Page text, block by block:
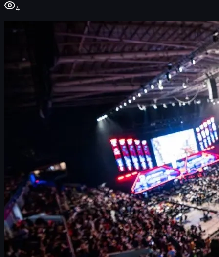
4
IEM Rio 2026 overzicht
Data, locatie en format van IEM Rio 2026
Diepere analyse: wat maakt IEM Rio 2026 speciaal?
Volledige IEM CS2-kalender 2026
Terugblik op IEM Rio 2024
Braziliaanse teams richting 2026
CS2 skins en jouw IEM Rio 2026 ervaring
Tips voor fans en spelers
Slotwoord
IEM Rio 2026 overzicht
IEM en Brazilië zijn inmiddels een legendarische combinatie. De
fans in Rio de Janeiro staan bekend als de luidste en meest
gepassioneerde Counter-Strike-community ter wereld. In 2026
keert de Intel Extreme Masters-serie eindelijk terug naar Brazilië
met een volwaardige CS2-topcompetitie:IEM Rio 2026.
Na een jaar zonder groot CS2-evenement in Brazilië, kondigde
ESL FACEIT Group tijdens de Playoffs van de Budapest Major
aan dat Rio opnieuw het toneel wordt van een toernooi in de
zogenoemde "Cologne Major-season". Dat betekent dat IEM Rio
2026 een cruciale schakel wordt in het competitieve jaar, met
directe impact op rankings, vertrouwen en momentum richting
IEM Cologne.